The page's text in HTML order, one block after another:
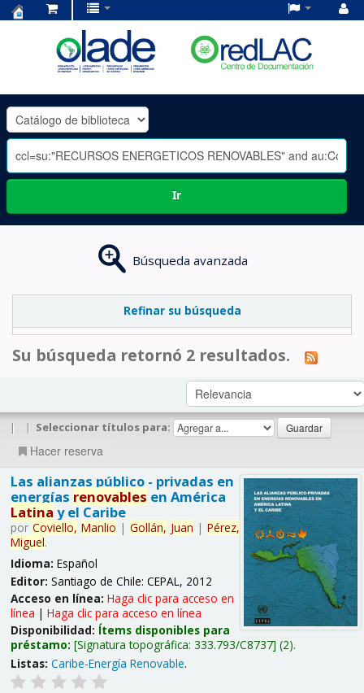
OLADE
-
Ir
Búsqueda avanzada
Refinar su búsqueda
Su búsqueda retornó 2 resultados.
| | Seleccionar títulos para:
Hacer reserva
Las alianzas público - privadas en
energías renovables en América
Latina y el Caribe
por Coviello, Manlio | Gollán, Juan | Pérez,
Miguel.
Idioma: Español
Editor: Santiago de Chile: CEPAL, 2012
Acceso en línea: Haga clic para acceso en
línea | Haga clic para acceso en línea
Disponibilidad: Ítems disponibles para
préstamo: Signatura topográfica: 333.793/C8737 (2).
Listas: Caribe-Energía Renovable.